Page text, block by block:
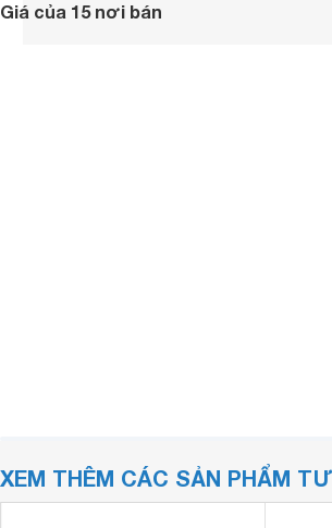
Giá của 15 nơi bán
XEM THÊM CÁC SẢN PHẨM